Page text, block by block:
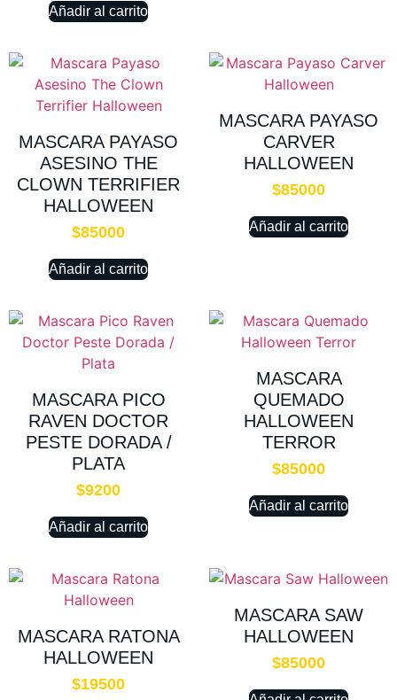
Añadir al carrito
MASCARA PAYASO
ASESINO THE
CLOWN TERRIFIER
HALLOWEEN
$85000
Añadir al carrito
MASCARA PAYASO
CARVER
HALLOWEEN
$85000
Añadir al carrito
MASCARA PICO
RAVEN DOCTOR
PESTE DORADA /
PLATA
$9200
Añadir al carrito
MASCARA
QUEMADO
HALLOWEEN
TERROR
$85000
Añadir al carrito
MASCARA RATONA
HALLOWEEN
$19500
MASCARA SAW
HALLOWEEN
$85000